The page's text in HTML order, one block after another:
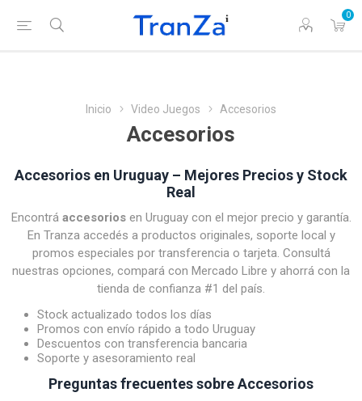
0
Inicio Video Juegos Accesorios
Accesorios
Accesorios en Uruguay – Mejores Precios y Stock
Real
Encontrá accesoriosen Uruguay con el mejor precio y garantía.
En Tranza accedés a productos originales, soporte local y
promos especiales por transferencia o tarjeta. Consultá
nuestras opciones, compará con Mercado Libre y ahorrá con la
tienda de confianza #1 del país.
Stock actualizado todos los días
Promos con envío rápido a todo Uruguay
Descuentos con transferencia bancaria
Soporte y asesoramiento real
Preguntas frecuentes sobre Accesorios